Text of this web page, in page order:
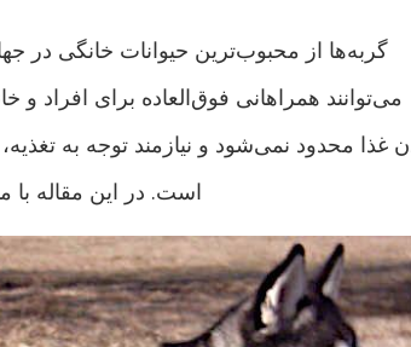
گربه‌ها از محبوب‌ترین حیوانات خانگی در
می‌توانند همراهانی فوق‌العاده برای افراد و
غذا محدود نمی‌شود و نیازمند توجه به
است. در این مقاله با